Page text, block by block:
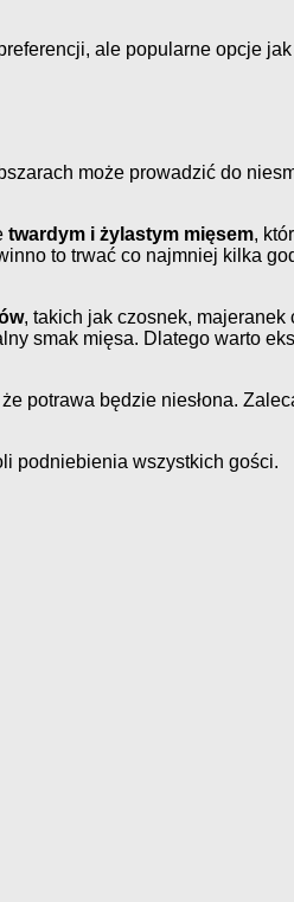
ale popularne opcje
może prowadzić do
twardym i żylastym mięsem,
to trwać co najmniej kilka
, takich jak czosnek, majeranek
smak mięsa. Dlatego warto
potrawa będzie niesłona.
podniebienia wszystkich gości.